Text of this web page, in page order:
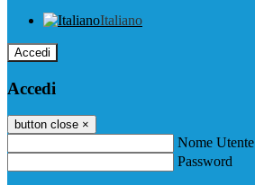
Italiano
Accedi
Accedi
button close ×
Nome Utente
Password